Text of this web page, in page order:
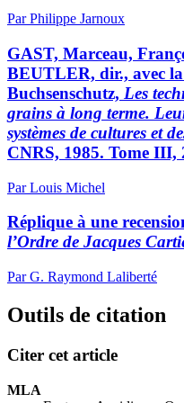
Par Philippe Jarnoux
GAST, Marceau,
BEUTLER, dir., avec
Buchsenschutz, Les
grains à long terme.
systèmes de cultures et
CNRS, 1985. Tome III,
Par Louis Michel
Réplique à une
l’Ordre de Jacques
Par G. Raymond Laliberté
Outils de citation
Citer cet article
MLA